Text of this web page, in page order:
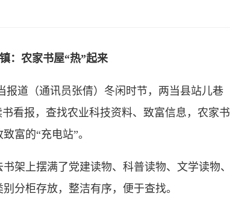
：农家书屋“热”起来
报道（通讯员张倩）冬闲时节，两当县站儿巷
看报，查找农业科技资料、致富信息，农家书
富的“充电站”。
上摆满了党建读物、科普读物、文学读物、
分柜存放，整洁有序，便于查找。